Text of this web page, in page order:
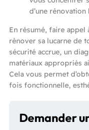
d’une
En résumé, faire
rénover sa lucarne de
sécurité accrue, un
matériaux appropriés
Cela vous permet
fois fonctionnelle,
Demander